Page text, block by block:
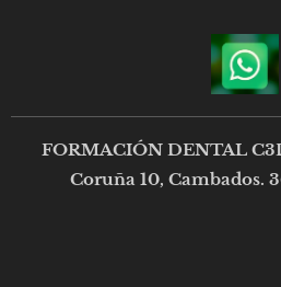
FORMACIÓN DENTAL
Coruña 10, Cambados.